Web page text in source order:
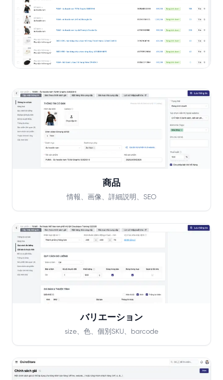
商品
情報、画像、詳細説明、SEO
バリエーション
size、色、個別SKU、barcode